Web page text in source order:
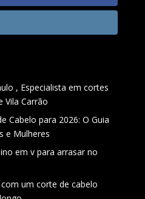
, Especialista em cortes
Vila Carrão
Cabelo para 2026: O Guia
e Mulheres
em v para arrasar no
um corte de cabelo